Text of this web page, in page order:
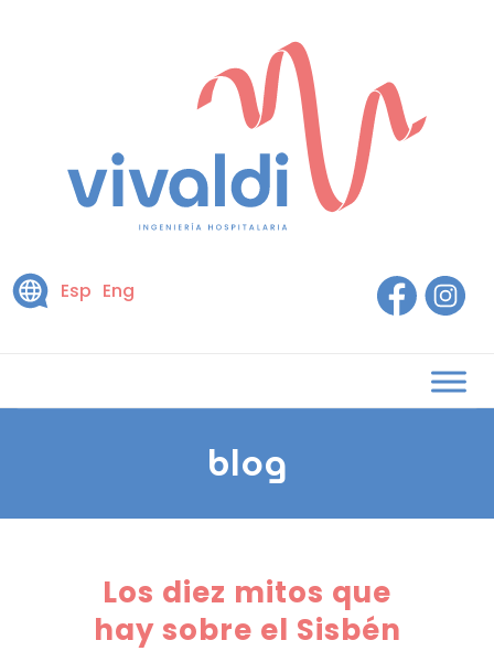
Esp Eng
blog
Los diez mitos que
hay sobre el Sisbén